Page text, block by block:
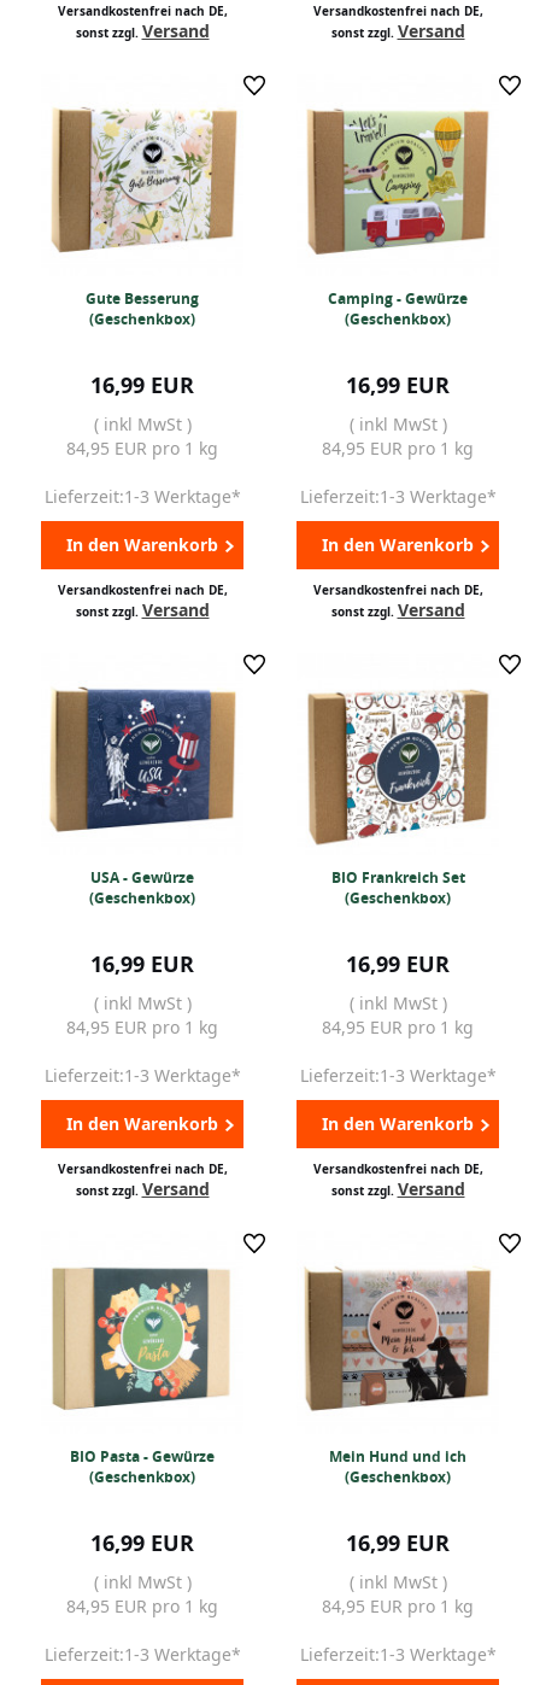
Versandkostenfrei nach DE,
sonst zzgl. Versand
Versandkostenfrei nach DE,
sonst zzgl. Versand
Gute Besserung
(Geschenkbox)
16,99 EUR
( inkl MwSt )
84,95 EUR pro 1 kg
Lieferzeit:1-3 Werktage*
In den Warenkorb
Versandkostenfrei nach DE,
sonst zzgl. Versand
Camping - Gewürze
(Geschenkbox)
16,99 EUR
( inkl MwSt )
84,95 EUR pro 1 kg
Lieferzeit:1-3 Werktage*
In den Warenkorb
Versandkostenfrei nach DE,
sonst zzgl. Versand
USA - Gewürze
(Geschenkbox)
16,99 EUR
( inkl MwSt )
84,95 EUR pro 1 kg
Lieferzeit:1-3 Werktage*
In den Warenkorb
Versandkostenfrei nach DE,
sonst zzgl. Versand
BIO Frankreich Set
(Geschenkbox)
16,99 EUR
( inkl MwSt )
84,95 EUR pro 1 kg
Lieferzeit:1-3 Werktage*
In den Warenkorb
Versandkostenfrei nach DE,
sonst zzgl. Versand
BIO Pasta - Gewürze
(Geschenkbox)
16,99 EUR
( inkl MwSt )
84,95 EUR pro 1 kg
Lieferzeit:1-3 Werktage*
Mein Hund und ich
(Geschenkbox)
16,99 EUR
( inkl MwSt )
84,95 EUR pro 1 kg
Lieferzeit:1-3 Werktage*